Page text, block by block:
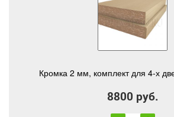
Кромка 2 мм, комплект для 4-х
8800 руб.